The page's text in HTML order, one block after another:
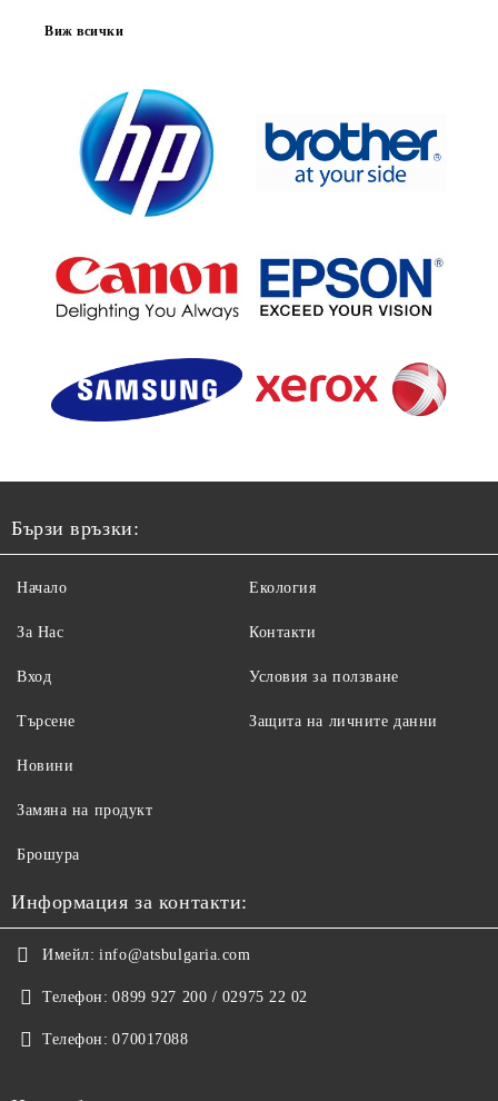
Виж всички
Бързи връзки:
Начало
За Нас
Вход
Търсене
Екология
Контакти
Условия за ползване
Защита на личните данни
Новини
Замяна на продукт
Брошура
Информация за контакти:
Имейл: info@atsbulgaria.com
Телефон: 0899 927 200 / 02975 22 02
Телефон: 070017088